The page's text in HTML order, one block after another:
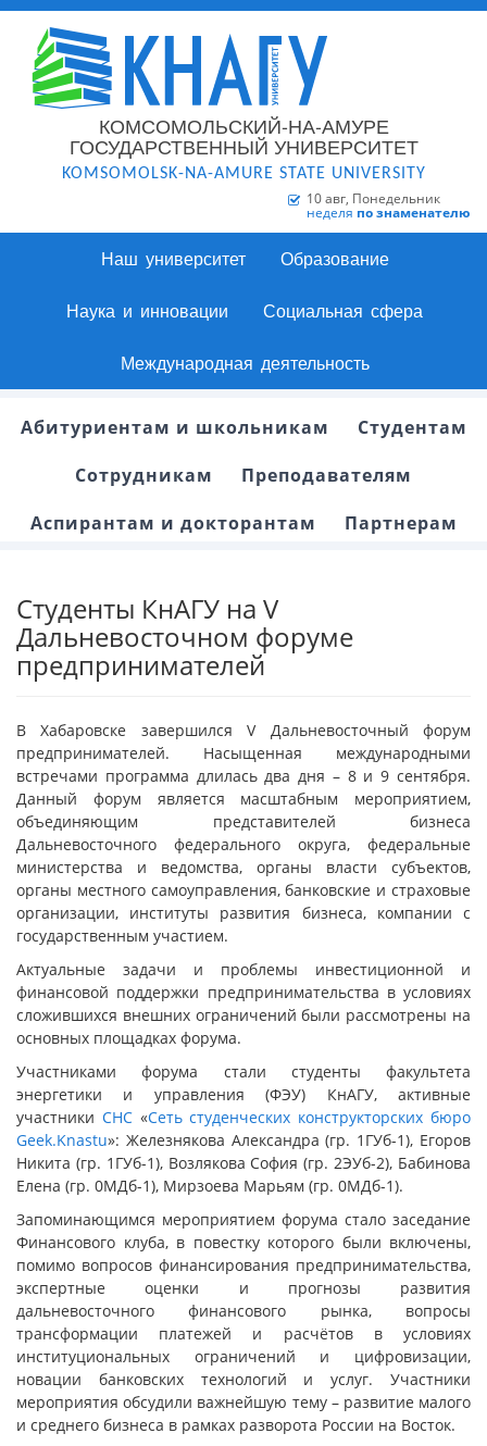
КОМСОМОЛЬСКИЙ-НА-АМУРЕ
ГОСУДАРСТВЕННЫЙ УНИВЕРСИТЕТ
KOMSOMOLSK-NA-AMURE STATE UNIVERSITY
10 авг, Понедельник
неделя по знаменателю
Наш университет Образование
Наука и инновации Социальная сфера
Международная деятельность
Абитуриентам и школьникам
Студентам
Сотрудникам
Преподавателям
Аспирантам и докторантам
Партнерам
Студенты КнАГУ на V
Дальневосточном форуме
предпринимателей
В Хабаровске завершился V Дальневосточный форум
предпринимателей. Насыщенная международными
встречами программа длилась два дня – 8 и 9 сентября.
Данный форум является масштабным мероприятием,
объединяющим представителей бизнеса
Дальневосточного федерального округа, федеральные
министерства и ведомства, органы власти субъектов,
органы местного самоуправления, банковские и страховые
организации, институты развития бизнеса, компании с
государственным участием.
Актуальные задачи и проблемы инвестиционной и
финансовой поддержки предпринимательства в условиях
сложившихся внешних ограничений были рассмотрены на
основных площадках форума.
Участниками форума стали студенты факультета
энергетики и управления (ФЭУ) КнАГУ, активные
участники СНС«Сеть студенческих конструкторских бюро
Geek.Knastu»: Железнякова Александра (гр. 1ГУб-1), Егоров
Никита (гр. 1ГУб-1), Возлякова София (гр. 2ЭУб-2), Бабинова
Елена (гр. 0МДб-1), Мирзоева Марьям (гр. 0МДб-1).
Запоминающимся мероприятием форума стало заседание
Финансового клуба, в повестку которого были включены,
помимо вопросов финансирования предпринимательства,
экспертные оценки и прогнозы развития
дальневосточного финансового рынка, вопросы
трансформации платежей и расчётов в условиях
институциональных ограничений и цифровизации,
новации банковских технологий и услуг. Участники
мероприятия обсудили важнейшую тему – развитие малого
и среднего бизнеса в рамках разворота России на Восток.